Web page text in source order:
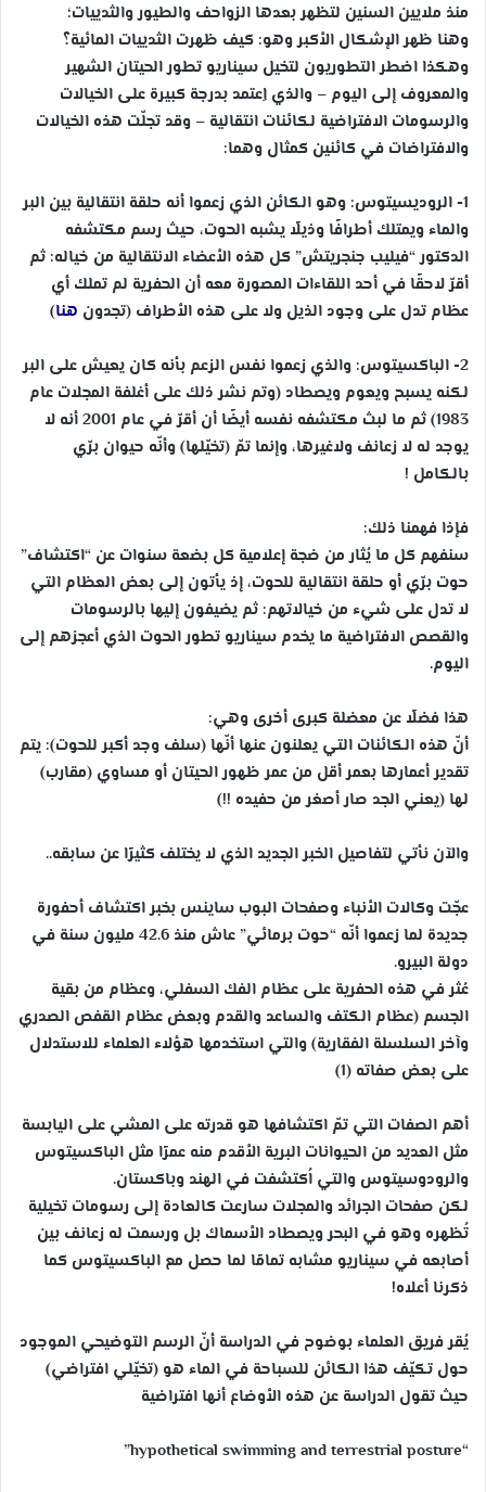
منذ ملايين السنين لتظهر بعدها الزواحف والطيور والثدييات؛
وهنا ظهر الإشكال الأكبر وهو: كيف ظهرت الثدييات المائية؟
وهكذا اضطر التطوريون لتخيل سيناريو تطور الحيتان الشهير
والمعروف إلى اليوم – والذي اِعتمد بدرجة كبيرة على الخيالات
والرسومات الافتراضية لكائنات انتقالية – وقد تجلّت هذه الخيالات
والافتراضات في كائنين كمثال وهما:
1- الروديسيتوس: وهو الكائن الذي زعموا أنه حلقة انتقالية بين البر
والماء ويمتلك أطرافًا وذيلًا يشبه الحوت، حيث رسم مكتشفه
الدكتور “فيليب جنجريتش” كل هذه الأعضاء الانتقالية من خياله: ثم
أقرّ لاحقًا في أحد اللقاءات المصورة معه أن الحفرية لم تملك أي
عظام تدل على وجود الذيل ولا على هذه الأطراف (تجدون هنا)
2- الباكسيتوس: والذي زعموا نفس الزعم بأنه كان يعيش على البر
لكنه يسبح ويعوم ويصطاد (وتم نشر ذلك على أغلفة المجلات عام
1983) ثم ما لبث مكتشفه نفسه أيضًا أن أقرّ في عام 2001 أنه لا
يوجد له لا زعانف ولاغيرها، وإنما تمّ (تخيّلها) وأنّه حيوان برّي
بالكامل !
فإذا فهمنا ذلك:
سنفهم كل ما يُثار من ضجة إعلامية كل بضعة سنوات عن “اكتشاف”
حوت برّي أو حلقة انتقالية للحوت، إذ يأتون إلى بعض العظام التي
لا تدل على شيء من خيالاتهم: ثم يضيفون إليها بالرسومات
والقصص الافتراضية ما يخدم سيناريو تطور الحوت الذي أعجزهم إلى
اليوم.
هذا فضلًا عن معضلة كبرى أخرى وهي:
أنّ هذه الكائنات التي يعلنون عنها أنّها (سلف وجد أكبر للحوت): يتم
تقدير أعمارها بعمر أقل من عمر ظهور الحيتان أو مساوي (مقارب)
لها (يعني الجد صار أصغر من حفيده !!)
والآن نأتي لتفاصيل الخبر الجديد الذي لا يختلف كثيرًا عن سابقه..
عجّت وكالات الأنباء وصفحات البوب ساينس بخبر اكتشاف أحفورة
جديدة لما زعموا أنّه “حوت برمائي” عاش منذ 42.6 مليون سنة في
دولة البيرو.
عُثر في هذه الحفرية على عظام الفك السفلي، وعظام من بقية
الجسم (عظام الكتف والساعد والقدم وبعض عظام القفص الصدري
وآخر السلسلة الفقارية) والتي استخدمها هؤلاء العلماء للاستدلال
على بعض صفاته (1)
أهم الصفات التي تمّ اكتشافها هو قدرته على المشي على اليابسة
مثل العديد من الحيوانات البرية الأقدم منه عمرًا مثل الباكسيتوس
والرودوسيتوس والتي اُكتشفت في الهند وباكستان.
لكن صفحات الجرائد والمجلات سارعت كالعادة إلى رسومات تخيلية
تُظهره وهو في البحر ويصطاد الأسماك بل ورسمت له زعانف بين
أصابعه في سيناريو مشابه تمامًا لما حصل مع الباكسيتوس كما
ذكرنا أعلاه!
يُقر فريق العلماء بوضوح في الدراسة أنّ الرسم التوضيحي الموجود
حول تكيّف هذا الكائن للسباحة في الماء هو (تخيّلي افتراضي)
حيث تقول الدراسة عن هذه الأوضاع أنها افتراضية
“hypothetical swimming and terrestrial posture”